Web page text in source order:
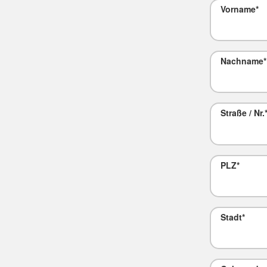
Vorname*
Nachname*
Straße / Nr.
PLZ*
Stadt*